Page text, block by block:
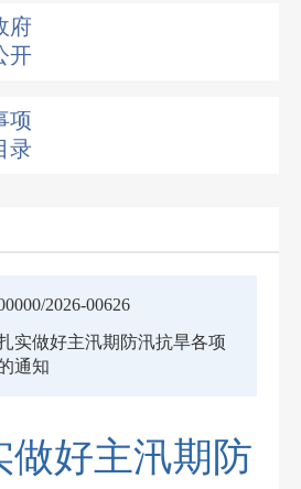
府
开
项
录
2026-00626
实做好主汛期防汛抗旱各项
通知
做好主汛期防